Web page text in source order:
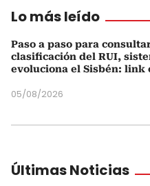
Lo más leído
Paso a paso para
clasificación del RUI,
evoluciona el Sisbén: link
05/08/2026
Últimas Noticias